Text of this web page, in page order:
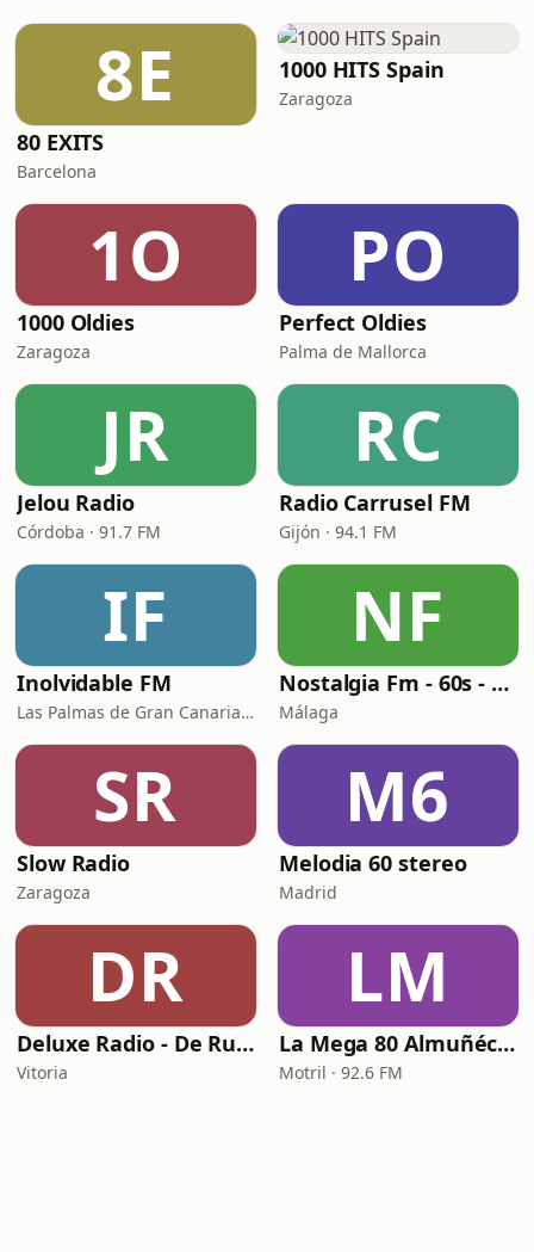
8E
80 EXITS
Barcelona
1000 HITS Spain
Zaragoza
1O
1000 Oldies
Zaragoza
PO
Perfect Oldies
Palma de Mallorca
JR
Jelou Radio
Córdoba · 91.7 FM
RC
Radio Carrusel FM
Gijón · 94.1 FM
IF
Inolvidable FM
Las Palmas de Gran Canaria · 95.8 FM
NF
Nostalgia Fm - 60s - 70s
Málaga
SR
Slow Radio
Zaragoza
M6
Melodia 60 stereo
Madrid
DR
Deluxe Radio - De Rumbas
Vitoria
LM
La Mega 80 Almuñécar
Motril · 92.6 FM